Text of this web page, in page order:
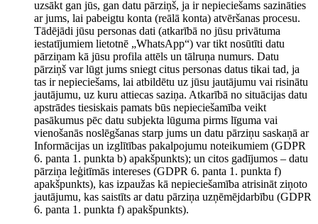
uzsākt gan jūs, gan datu pārziņš, ja ir nepieciešams sazināties
ar jums, lai pabeigtu konta (reālā konta) atvēršanas procesu.
Tādējādi jūsu personas dati (atkarībā no jūsu privātuma
iestatījumiem lietotnē „WhatsApp“) var tikt nosūtīti datu
pārziņam kā jūsu profila attēls un tālruņa numurs. Datu
pārziņš var lūgt jums sniegt citus personas datus tikai tad, ja
tas ir nepieciešams, lai atbildētu uz jūsu jautājumu vai risinātu
jautājumu, uz kuru attiecas saziņa. Atkarībā no situācijas datu
apstrādes tiesiskais pamats būs nepieciešamība veikt
pasākumus pēc datu subjekta lūguma pirms līguma vai
vienošanās noslēgšanas starp jums un datu pārziņu saskaņā ar
Informācijas un izglītības pakalpojumu noteikumiem (GDPR
6. panta 1. punkta b) apakšpunkts); un citos gadījumos – datu
pārziņa leģitīmās intereses (GDPR 6. panta 1. punkta f)
apakšpunkts), kas izpaužas kā nepieciešamība atrisināt ziņoto
jautājumu, kas saistīts ar datu pārziņa uzņēmējdarbību (GDPR
6. panta 1. punkta f) apakšpunkts).